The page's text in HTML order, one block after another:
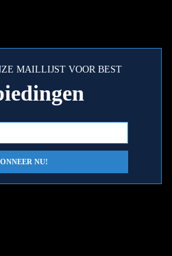
MAILLIJST VOOR BEST